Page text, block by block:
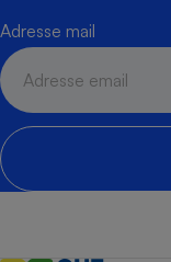
Adresse mail